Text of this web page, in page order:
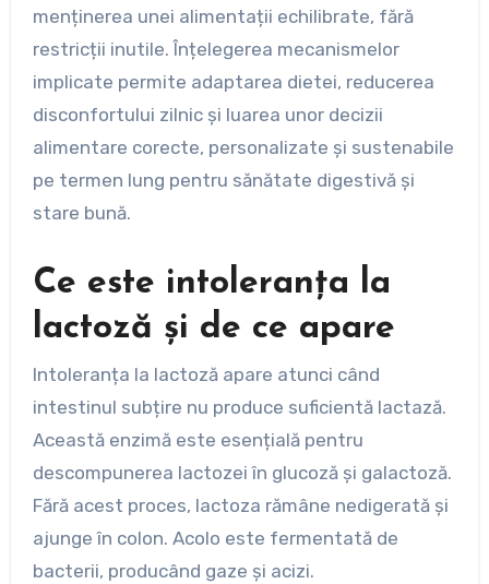
menținerea unei alimentații echilibrate, fără
restricții inutile. Înțelegerea mecanismelor
implicate permite adaptarea dietei, reducerea
disconfortului zilnic și luarea unor decizii
alimentare corecte, personalizate și sustenabile
pe termen lung pentru sănătate digestivă și
stare bună.
Ce este intoleranța la
lactoză și de ce apare
Intoleranța la lactoză apare atunci când
intestinul subțire nu produce suficientă lactază.
Această enzimă este esențială pentru
descompunerea lactozei în glucoză și galactoză.
Fără acest proces, lactoza rămâne nedigerată și
ajunge în colon. Acolo este fermentată de
bacterii, producând gaze și acizi.